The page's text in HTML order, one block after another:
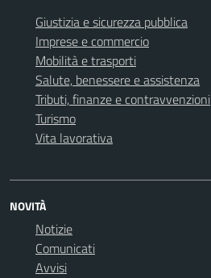
Giustizia e sicurezza pubblica
Imprese e commercio
Mobilità e trasporti
Salute, benessere e assistenza
Tributi, finanze e contravvenzioni
Turismo
Vita lavorativa
NOVITÀ
Notizie
Comunicati
Avvisi